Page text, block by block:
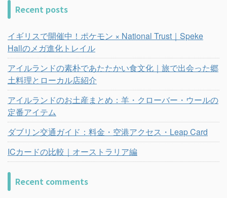
Recent posts
イギリスで開催中！ポケモン × National Trust｜Speke
Hallのメガ進化トレイル
アイルランドの素朴であたたかい食文化｜旅で出会った郷
土料理とローカル店紹介
アイルランドのお土産まとめ：羊・クローバー・ウールの
定番アイテム
ダブリン交通ガイド：料金・空港アクセス・Leap Card
ICカードの比較｜オーストラリア編
Recent comments